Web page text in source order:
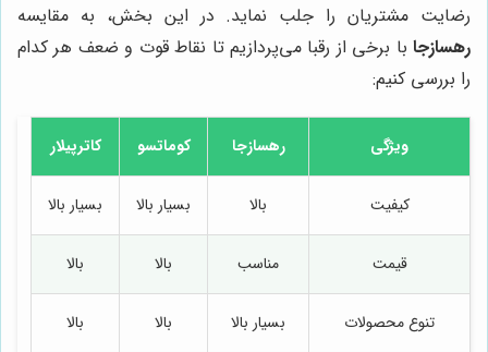
رضایت مشتریان را جلب نماید. در این بخش، به مقایسه
رهسازجا با برخی از رقبا می‌پردازیم تا نقاط قوت و ضعف هر کدام
را بررسی کنیم:
ویژگی رهسازجا کوماتسو کاترپیلار
کیفیت بالا بسیار بالا بسیار بالا
قیمت مناسب بالا بالا
تنوع محصولات بسیار بالا بالا بالا